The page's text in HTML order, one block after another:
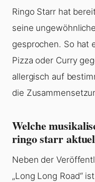
Ringo Starr hat
seine
gesprochen. So hat
Pizza oder Curry
allergisch auf
die
Welche
ringo starr
Neben der
„Long Long Road“ ist